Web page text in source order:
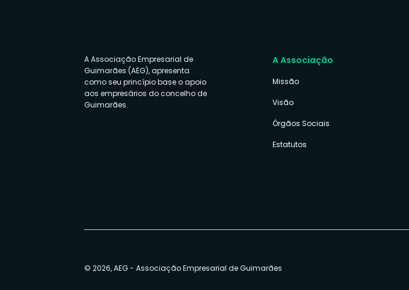
A Associação Empresarial de
Guimarães (AEG), apresenta
como seu princípio base o apoio
aos empresários do concelho de
Guimarães.
A Associação
Missão
Visão
Órgãos Sociais
Estatutos
© 2026, AEG - Associação Empresarial de Guimarães